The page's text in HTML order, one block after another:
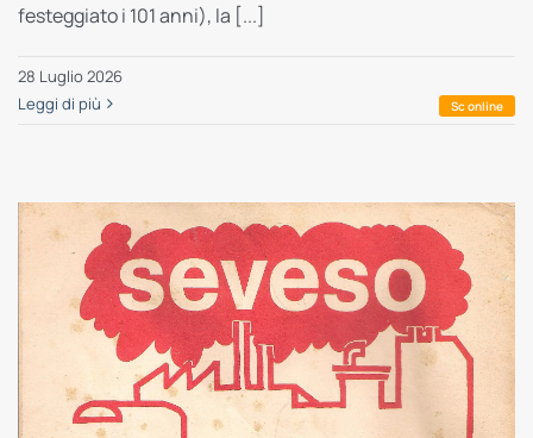
festeggiato i 101 anni), la [...]
28 Luglio 2026
Leggi di più